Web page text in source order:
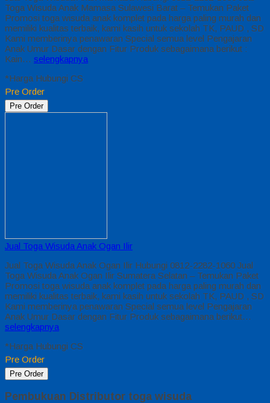
Toga Wisuda Anak Mamasa Sulawesi Barat – Temukan Paket
Promosi toga wisuda anak komplet pada harga paling murah dan
memiliki kualitas terbaik, kami kasih untuk sekolah TK, PAUD , SD
Kami memberinya penawaran Special semua level Pengajaran
Anak Umur Dasar dengan Fitur Produk sebagaimana berikut :
Kain… selengkapnya
*Harga Hubungi CS
Pre Order
Pre Order
Jual Toga Wisuda Anak Ogan Ilir
Jual Toga Wisuda Anak Ogan Ilir Hubungi 0812-2282-1060 Jual
Toga Wisuda Anak Ogan Ilir Sumatera Selatan – Temukan Paket
Promosi toga wisuda anak komplet pada harga paling murah dan
memiliki kualitas terbaik, kami kasih untuk sekolah TK, PAUD , SD
Kami memberinya penawaran Special semua level Pengajaran
Anak Umur Dasar dengan Fitur Produk sebagaimana berikut…
selengkapnya
*Harga Hubungi CS
Pre Order
Pre Order
Pembukuan Distributor toga wisuda